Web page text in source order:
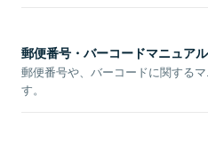
郵便番号・バーコードマニュアル
郵便番号や、バーコードに関する
す。